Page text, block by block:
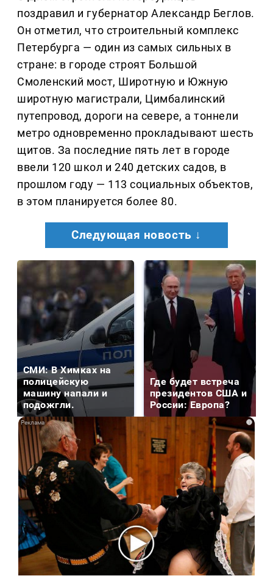
поздравил и губернатор Александр Беглов.
Он отметил, что строительный комплекс
Петербурга — один из самых сильных в
стране: в городе строят Большой
Смоленский мост, Широтную и Южную
широтную магистрали, Цимбалинский
путепровод, дороги на севере, а тоннели
метро одновременно прокладывают шесть
щитов. За последние пять лет в городе
ввели 120 школ и 240 детских садов, в
прошлом году — 113 социальных объектов,
в этом планируется более 80.
Следующая новость ↓
СМИ: В Химках на
полицейскую
машину напали и
подожгли.
Где будет встреча
президентов США и
России: Европа?
i